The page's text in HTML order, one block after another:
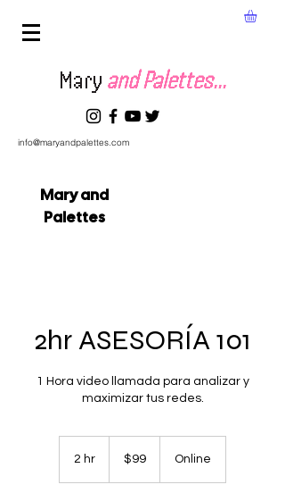
Mary and Palettes...
info@maryandpalettes.com
Mary and
Palettes
2hr ASESORÍA 101
1 Hora video llamada para analizar y
maximizar tus redes.
2 hr
dollars$99 Online